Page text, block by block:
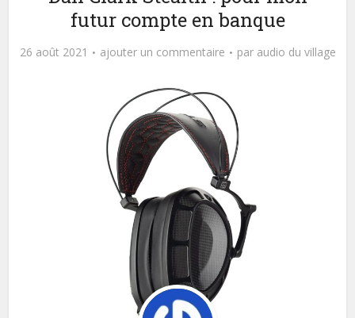
futur compte en banque
26 août 2021 ajouter un commentaire par audio du village